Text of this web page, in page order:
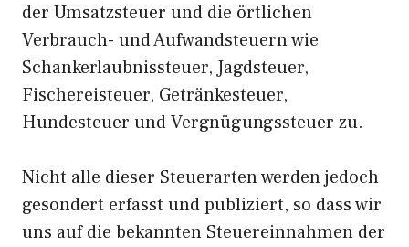
der Umsatzsteuer und die örtlichen
Verbrauch- und Aufwandsteuern wie
Schankerlaubnissteuer, Jagdsteuer,
Fischereisteuer, Getränkesteuer,
Hundesteuer und Vergnügungssteuer zu.
Nicht alle dieser Steuerarten werden jedoch
gesondert erfasst und publiziert, so dass wir
uns auf die bekannten Steuereinnahmen der